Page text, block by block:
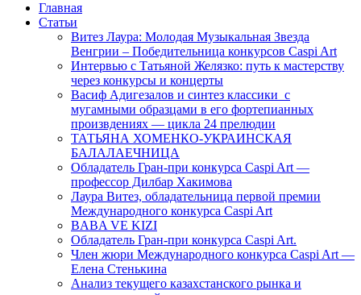
Главная
Статьи
Витез Лаура: Молодая Музыкальная Звезда
Венгрии – Победительница конкурсов Caspi Art
Интервью с Татьяной Желязко: путь к мастерству
через конкурсы и концерты
Васиф Адигезалов и синтез классики с
мугамными образцами в его фортепианных
произвдениях — цикла 24 прелюдии
ТАТЬЯНА ХОМЕНКО-УКРАИНСКАЯ
БАЛАЛАЕЧНИЦА
Обладатель Гран-при конкурса Caspi Art —
профессор Дилбар Хакимова
Лаура Витез, обладательница первой премии
Международного конкурса Caspi Art
BABA VE KIZI
Обладатель Гран-при конкурса Caspi Art.
Член жюри Международного конкурса Caspi Art —
Елена Стенькина
Анализ текущего казахстанского рынка и